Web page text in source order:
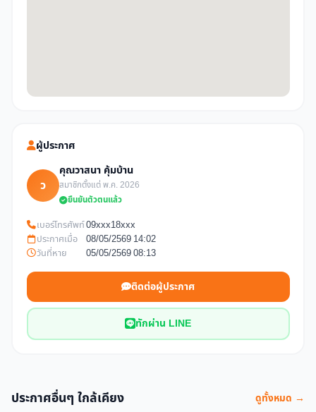
ผู้ประกาศ
ว
คุณวาสนา คุ้มบ้าน
สมาชิกตั้งแต่ พ.ค. 2026
ยืนยันตัวตนแล้ว
เบอร์โทรศัพท์09xxx18xxx
ประกาศเมื่อ
08/05/2569 14:02
วันที่หาย
05/05/2569 08:13
ติดต่อผู้ประกาศ
ทักผ่าน LINE
ประกาศอื่นๆ ใกล้เคียง ดูทั้งหมด →